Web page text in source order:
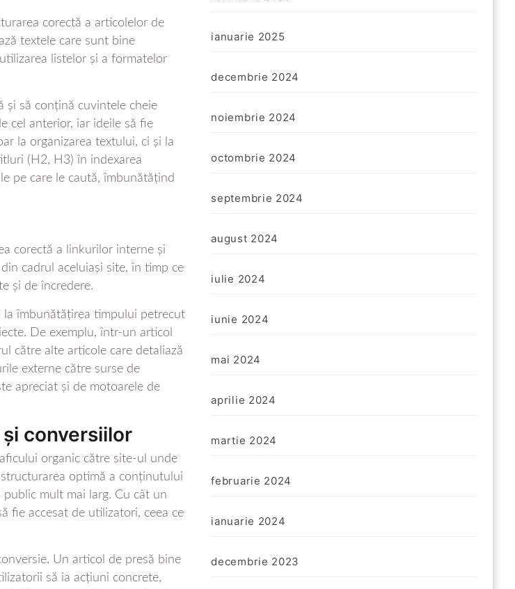
corectă a articolelor de
textele care sunt bine
listelor și a formatelor
și să conțină cuvintele cheie
cel anterior, iar ideile să fie
la organizarea textului, ci și la
(H2, H3) în indexarea
pe care le caută, îmbunătățind
corectă a linkurilor interne și
cadrul aceluiași site, în timp ce
și de încredere.
îmbunătățirea timpului petrecut
De exemplu, într-un articol
către alte articole care detaliază
externe către surse de
apreciat și de motoarele de
conversiilor
organic către site-ul unde
optimă a conținutului
mult mai larg. Cu cât un
fie accesat de utilizatori, ceea ce
Un articol de presă bine
să ia acțiuni concrete,
ianuarie 2025
decembrie 2024
noiembrie 2024
octombrie 2024
septembrie 2024
august 2024
iulie 2024
iunie 2024
mai 2024
aprilie 2024
martie 2024
februarie 2024
ianuarie 2024
decembrie 2023